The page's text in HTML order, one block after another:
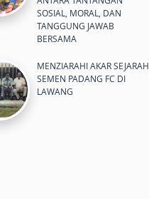
SOSIAL, MORAL, DAN
TANGGUNG JAWAB
BERSAMA
MENZIARAHI AKAR SEJARAH
SEMEN PADANG FC DI
LAWANG